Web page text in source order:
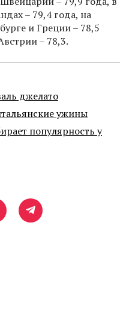
– 79,4 года, на
и Греции – 78,5
– 78,3.
джелато
ужины
популярность у